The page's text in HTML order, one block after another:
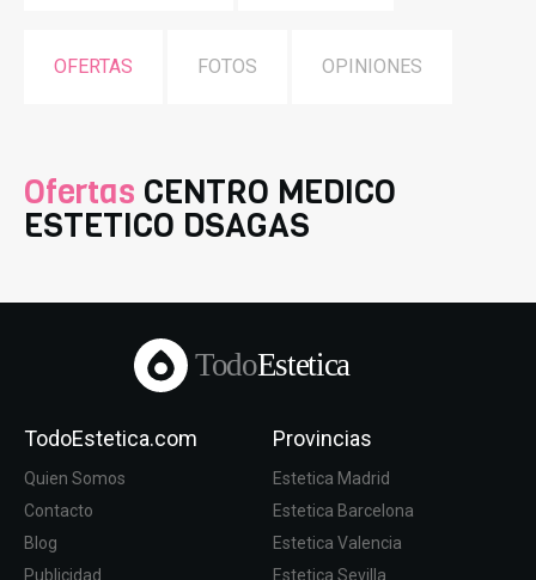
OFERTAS FOTOS OPINIONES
Ofertas CENTRO MEDICO
ESTETICO DSAGAS
TodoEstetica
TodoEstetica.com
Quien Somos
Contacto
Blog
Publicidad
Provincias
Estetica Madrid
Estetica Barcelona
Estetica Valencia
Estetica Sevilla